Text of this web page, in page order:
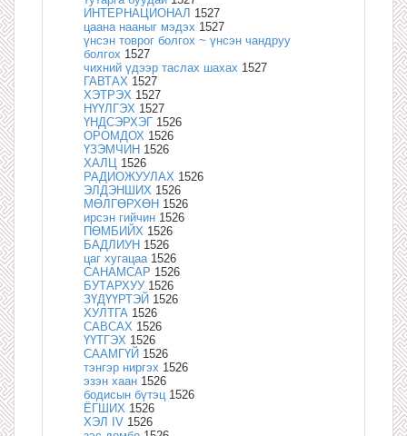
ИНТЕРНАЦИОНАЛ 1527
цаана нааныг мэдэх 1527
үнсэн товрог болгох ~ үнсэн чандруу
болгох 1527
чихний үдээр таслах шахах 1527
ГАВТАХ 1527
ХЭТРЭХ 1527
НҮҮЛГЭХ 1527
ҮНДСЭРХЭГ 1526
ОРОМДОХ 1526
ҮЗЭМЧИН 1526
ХАЛЦ 1526
РАДИОЖУУЛАХ 1526
ЭЛДЭНШИХ 1526
МӨЛГӨРХӨН 1526
ирсэн гийчин 1526
ПӨМБИЙХ 1526
БАДЛИУН 1526
цаг хугацаа 1526
САНАМСАР 1526
БУТАРХУУ 1526
ЗҮДҮҮРТЭЙ 1526
ХУЛТГА 1526
САВСАХ 1526
ҮҮТГЭХ 1526
СААМГҮЙ 1526
тэнгэр ниргэх 1526
эзэн хаан 1526
бодисын бүтэц 1526
ЁГШИХ 1526
ХЭЛ IV 1526